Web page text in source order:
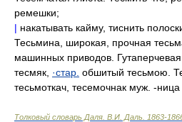
ремешки;
| накатывать кайму, тиснить
Тесьмина, широкая, прочная
машинных приводов.
тесмяк, ·стар. обшитый тесьмою.
тесьмоткач, тесемочнак муж. -ница
Толковый словарь Даля В.И. Даль. 1863-